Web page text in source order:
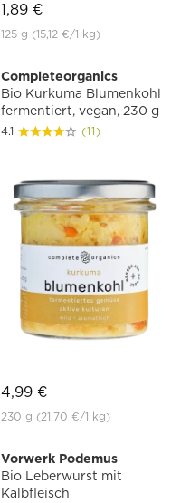
1,89 €
125 g (15,12 €/1 kg)
Completeorganics
Bio Kurkuma Blumenkohl
fermentiert, vegan, 230 g
4.1 (11)
4,99 €
230 g (21,70 €/1 kg)
Vorwerk Podemus
Bio Leberwurst mit
Kalbfleisch